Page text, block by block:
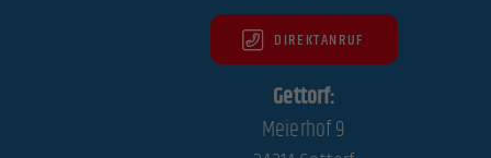
DIREKTANRUF
Gettorf:
Meierhof 9